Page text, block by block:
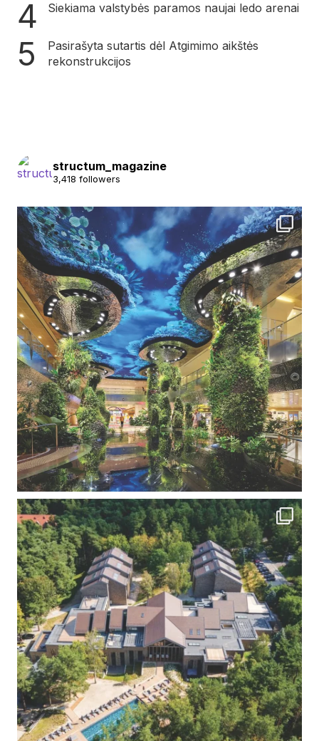
Siekiama valstybės paramos naujai ledo arenai
Pasirašyta sutartis dėl Atgimimo aikštės
rekonstrukcijos
structum_magazine
3,418 followers